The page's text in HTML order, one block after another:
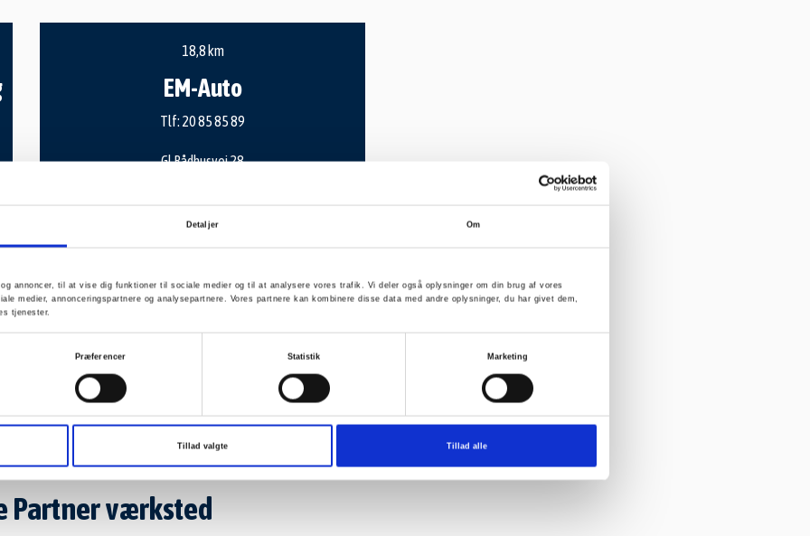
Detaljer Om
annoncer, til at vise dig funktioner til sociale medier og til at analysere vores trafik. Vi deler også oplysninger om din brug af vores
medier, annonceringspartnere og analysepartnere. Vores partnere kan kombinere disse data med andre oplysninger, du har givet dem,
tjenester.
Præferencer Statistik Marketing
Tillad valgte Tillad alle
18,8 km
EM-Auto
Tlf: 20 85 85 89
Gl Rådhusvej 28
SE VORES PROFIL
Partner værksted